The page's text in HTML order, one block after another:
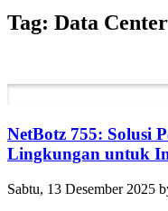
Tag: Data
NetBotz 755: Solusi
Lingkungan untuk
Sabtu, 13 Desember 2025